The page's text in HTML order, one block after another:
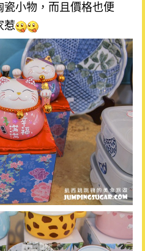
小物，而且價格也便
惹